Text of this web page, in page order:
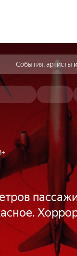
События, артисты